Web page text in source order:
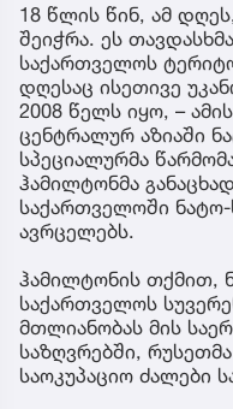
18 წლის წინ, ამ
შეიჭრა. ეს
საქართველოს
დღესაც ისეთივე
2008 წელს იყო, –
ცენტრალურ აზიაში
სპეციალურმა
ჰამილტონმა
საქართველოში ნატო-
ავრცელებს.
ჰამილტონის თქმით,
საქართველოს
მთლიანობას მის
საზღვრებში,
საოკუპაციო ძალები